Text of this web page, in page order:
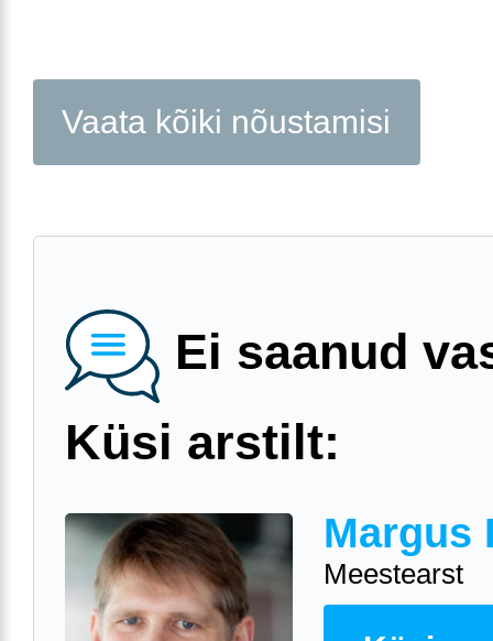
Vaata kõiki nõustamisi
Ei saanud
Küsi arstilt:
Margus
Meestearst